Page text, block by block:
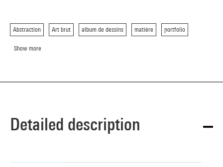
Abstraction Art brut album de dessins matière portfolio
Show more
Detailed description